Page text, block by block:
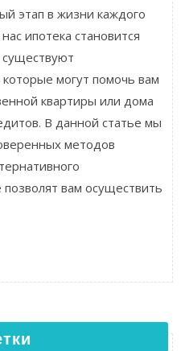
этап в жизни каждого
ипотека становится
могут помочь вам
квартиры или дома
В данной статье мы
методов
вам осуществить